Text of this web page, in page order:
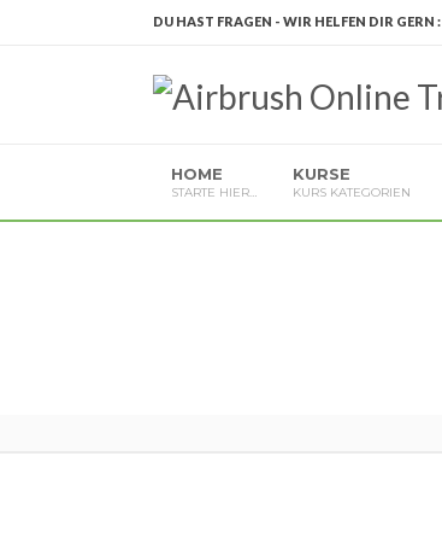
DU HAST FRAGEN - WIR HELFEN DIR GERN :
HOME
STARTE HIER…
KURSE
KURS KATEGORIEN